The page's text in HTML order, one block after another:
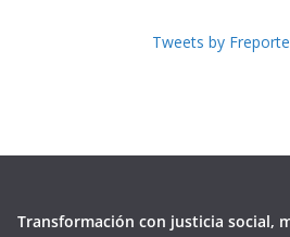
Tweets by
Transformación con justicia social,